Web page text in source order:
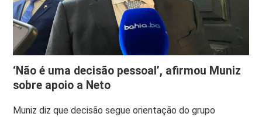
‘Não é uma decisão pessoal’, afirmou Muniz
sobre apoio a Neto
Muniz diz que decisão segue orientação do grupo